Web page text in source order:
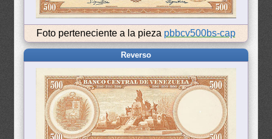
Foto perteneciente a la pieza pbbcv500bs-cap
Reverso